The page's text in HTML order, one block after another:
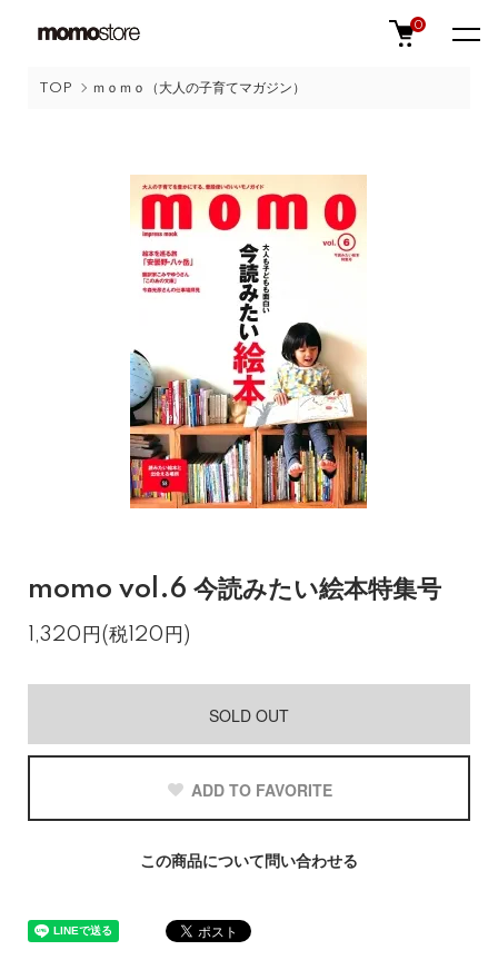
0
TOP ｍｏｍｏ（大人の子育てマガジン）
momo vol.6 今読みたい絵本特集号
1,320円(税120円)
SOLD OUT
ADD TO FAVORITE
この商品について問い合わせる